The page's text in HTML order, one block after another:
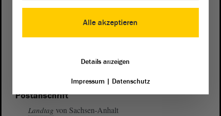
Postanschrift
Landtag von Sachsen-Anhalt
Alle akzeptieren
Details anzeigen
Impressum| Datenschutz